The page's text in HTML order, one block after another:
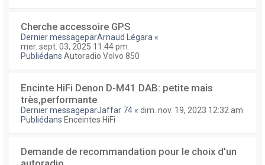
Cherche accessoire GPS
Dernier messageparArnaud Légara «
mer. sept. 03, 2025 11:44 pm
Publiédans Autoradio Volvo 850
Encinte HiFi Denon D-M41 DAB: petite mais
très,performante
Dernier messageparJaffar 74 « dim. nov. 19, 2023 12:32 am
Publiédans Enceintes HiFi
Demande de recommandation pour le choix d'un